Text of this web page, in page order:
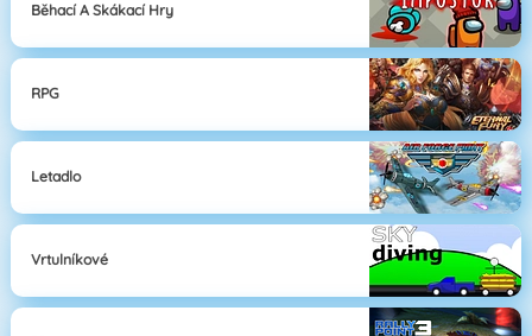
Běhací A Skákací Hry
RPG
Letadlo
Vrtulníkové